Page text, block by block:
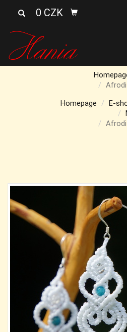
0 CZK
Homepage
E-